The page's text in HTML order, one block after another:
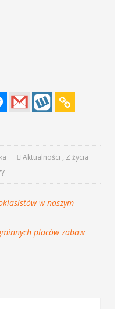
Aktualności , Z życia
w naszym
placów zabaw